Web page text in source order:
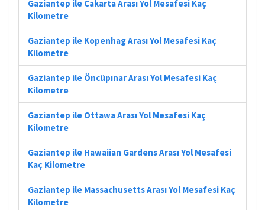
Gaziantep ile Cakarta Arası Yol Mesafesi Kaç
Kilometre
Gaziantep ile Kopenhag Arası Yol Mesafesi Kaç
Kilometre
Gaziantep ile Öncüpınar Arası Yol Mesafesi Kaç
Kilometre
Gaziantep ile Ottawa Arası Yol Mesafesi Kaç
Kilometre
Gaziantep ile Hawaiian Gardens Arası Yol Mesafesi
Kaç Kilometre
Gaziantep ile Massachusetts Arası Yol Mesafesi Kaç
Kilometre